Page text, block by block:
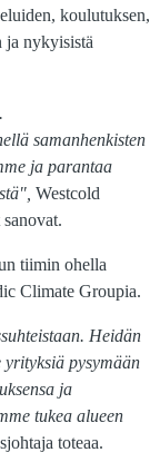
koulutuksen,
ja nykyisistä
samanhenkisten
ja parantaa
Westcold
tiimin ohella
Climate Groupia.
Heidän
yrityksiä pysymään
ja
tukea alueen
toteaa.